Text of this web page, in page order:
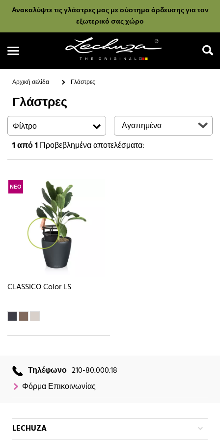
Ανακαλύψτε τις γλάστρες μας με σύστημα άρδευσης για τον
εξωτερικό σας χώρο
Αναζήτηση
Αρχική σελίδα Γλάστρες
Γλάστρες
Φίλτρο
1από 1Προβεβλημένα αποτελέσματα:
ΝΕΟ
CLASSICO Color LS
Τηλέφωνο 210-80.000.18
Φόρμα Επικοινωνίας
LECHUZA